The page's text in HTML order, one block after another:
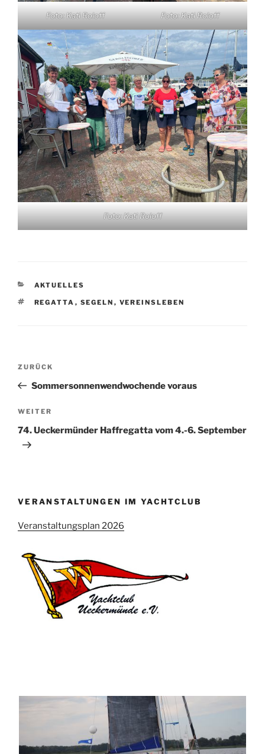
Foto: Kati Roloff Foto: Kati Roloff
Foto: Kati Roloff
KATEGORIEN
AKTUELLES
SCHLAGWÖRTER
REGATTA , SEGELN , VEREINSLEBEN
Beitragsnavigation
Vorheriger
Beitrag
ZURÜCK
Sommersonnenwendwochende voraus
Nächster
Beitrag
WEITER
74. Ueckermünder Haffregatta vom 4.-6. September
VERANSTALTUNGEN IM YACHTCLUB
Veranstaltungsplan 2026